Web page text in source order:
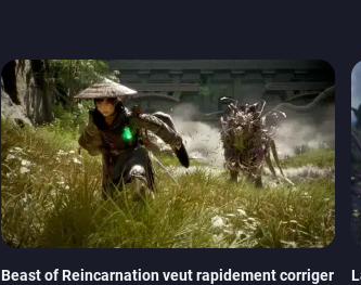
Beast of Reincarnation veut rapidement corriger